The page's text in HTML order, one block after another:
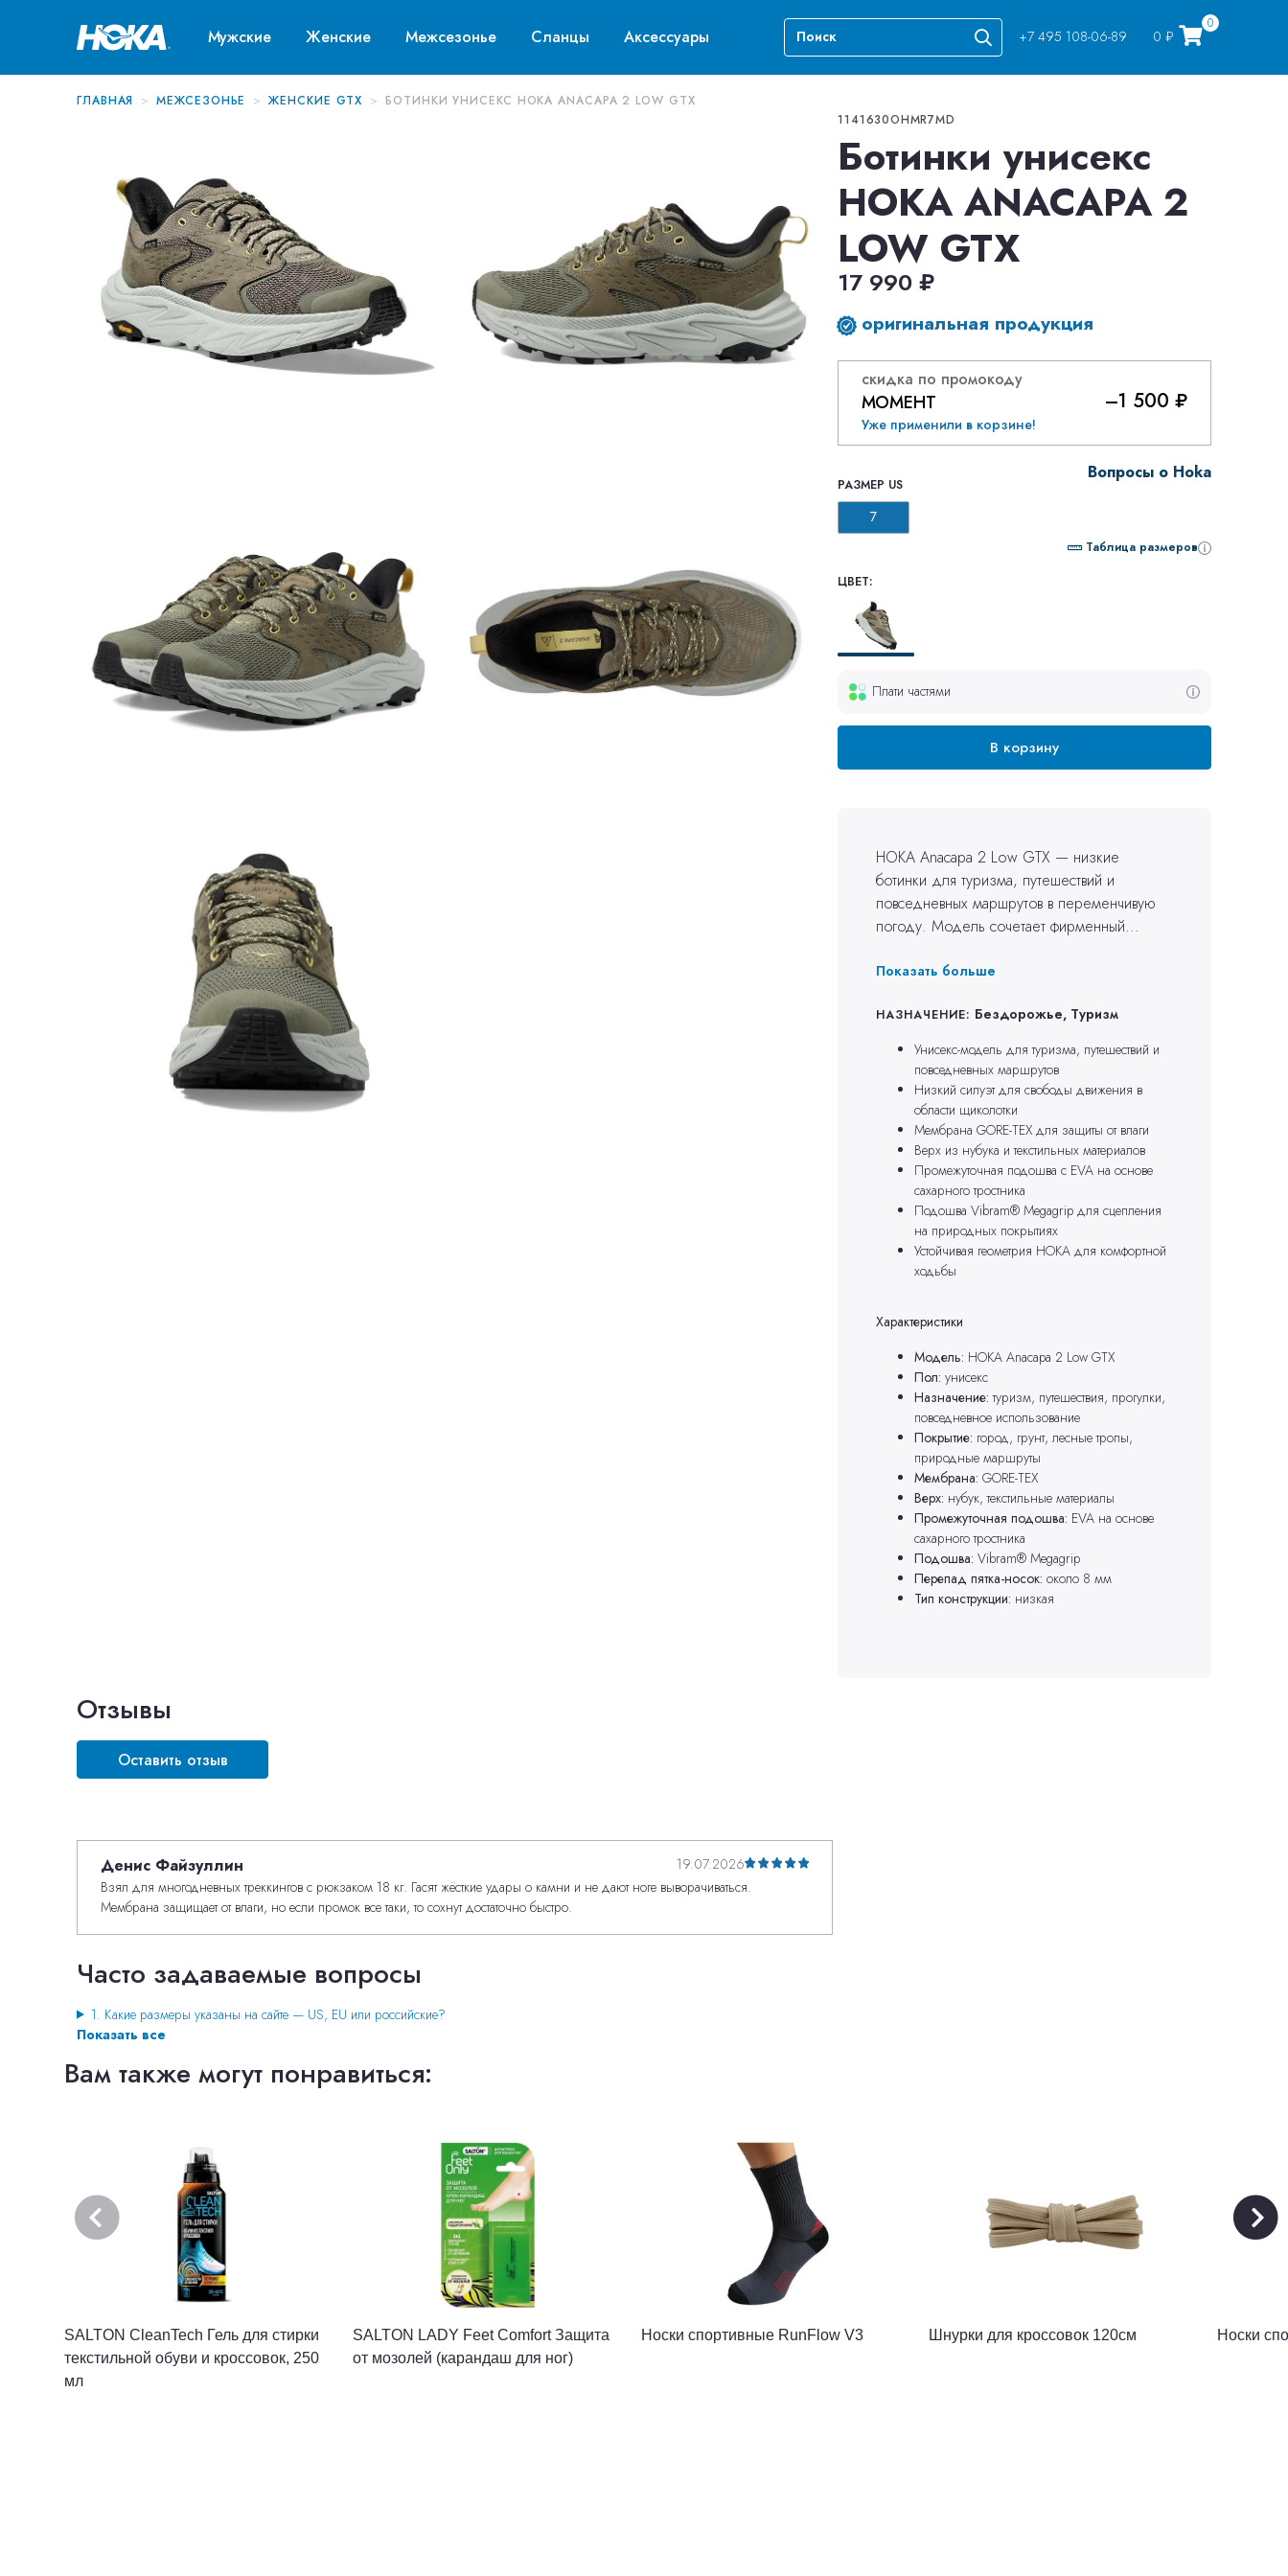
Мужские Женские Межсезонье Сланцы Аксессуары Go +7 495 108-06-89 0 ₽
0
ГЛАВНАЯ МЕЖСЕЗОНЬЕ ЖЕНСКИЕ GTX
БОТИНКИ УНИСЕКС HOKA ANACAPA 2 LOW GTX
1141630OHMR7MD
Ботинки унисекс
HOKA ANACAPA 2
LOW GTX
17 990 ₽
оригинальная продукция
скидка по промокоду
МОМЕНТ
Уже применили в корзине!
–1 500 ₽
Вопросы о Hoka
РАЗМЕР US
7
Таблица размеров
ЦВЕТ:
Плати частями
В корзину
HOKA Anacapa 2 Low GTX — низкие
ботинки для туризма, путешествий и
повседневных маршрутов в переменчивую
погоду. Модель сочетает фирменный...
Показать больше
НАЗНАЧЕНИЕ: Бездорожье, Туризм
Унисекс-модель для туризма, путешествий и
повседневных маршрутов
Низкий силуэт для свободы движения в
области щиколотки
Мембрана GORE-TEX для защиты от влаги
Верх из нубука и текстильных материалов
Промежуточная подошва с EVA на основе
сахарного тростника
Подошва Vibram® Megagrip для сцепления
на природных покрытиях
Устойчивая геометрия HOKA для комфортной
ходьбы
Характеристики
Модель: HOKA Anacapa 2 Low GTX
Пол: унисекс
Назначение: туризм, путешествия, прогулки,
повседневное использование
Покрытие: город, грунт, лесные тропы,
природные маршруты
Мембрана: GORE-TEX
Верх: нубук, текстильные материалы
Промежуточная подошва: EVA на основе
сахарного тростника
Подошва: Vibram® Megagrip
Перепад пятка-носок: около 8 мм
Тип конструкции: низкая
Отзывы
Оставить отзыв
Денис Файзуллин
19.07.2026
Взял для многодневных треккингов с рюкзаком 18 кг. Гасят жёсткие удары о камни и не дают ноге выворачиваться.
Мембрана защищает от влаги, но если промок все таки, то сохнут достаточно быстро.
Часто задаваемые вопросы
1. Какие размеры указаны на сайте — US, EU или российские?
Показать все
Вам также могут понравиться:
SALTON CleanTech Гель для стирки
текстильной обуви и кроссовок, 250
мл
SALTON LADY Feet Comfort Защита
от мозолей (карандаш для ног)
Носки спортивные RunFlow V3 Шнурки для кроссовок 120см Носки